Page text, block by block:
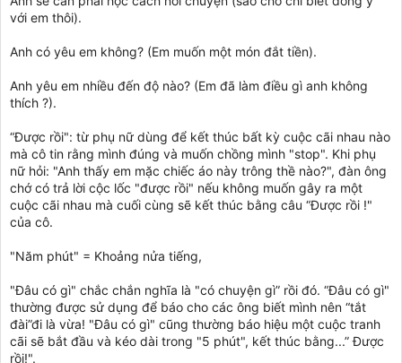
với em thôi).
Anh có yêu em không? (Em muốn một món đắt tiền).
Anh yêu em nhiều đến độ nào? (Em đã làm điều gì anh không
thích ?).
“Được rồi": từ phụ nữ dùng để kết thúc bất kỳ cuộc cãi nhau nào
mà cô tin rằng mình đúng và muốn chồng mình "stop". Khi phụ
nữ hỏi: "Anh thấy em mặc chiếc áo này trông thề nào?", đàn ông
chớ có trả lời cộc lốc "được rồi" nếu không muốn gây ra một
cuộc cãi nhau mà cuối cùng sẽ kết thúc bằng câu “Được rồi !"
của cô.
"Năm phút" = Khoảng nửa tiếng,
"Đâu có gì" chắc chắn nghĩa là "có chuyện gì” rồi đó. “Đâu có gì"
thường được sử dụng để báo cho các ông biết mình nên “tắt
đài”đi là vừa! "Đâu có gì" cũng thường báo hiệu một cuộc tranh
cãi sẽ bắt đầu và kéo dài trong "5 phút", kết thúc bằng...” Được
rồi!".